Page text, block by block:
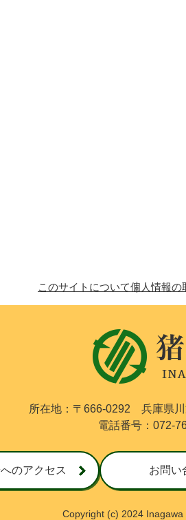
このサイトについて個人情報の
猪
名
川
町
N
G
W
A
T
N
所在地：〒666-0292 兵庫県
電話番号：072-
のアクセス お問い
Copyright (c) 2024 Inagawa